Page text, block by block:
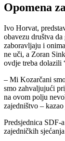
Opomena
Ivo Horvat,
obavezu društva
zaboravljaju i
ne uči, a Zoran
ovdje treba dolazili
– Mi Kozarčani
smo zahvaljujući
na ovom polju
zajedništvo –
Predsjednica SDF-
zajedničkih